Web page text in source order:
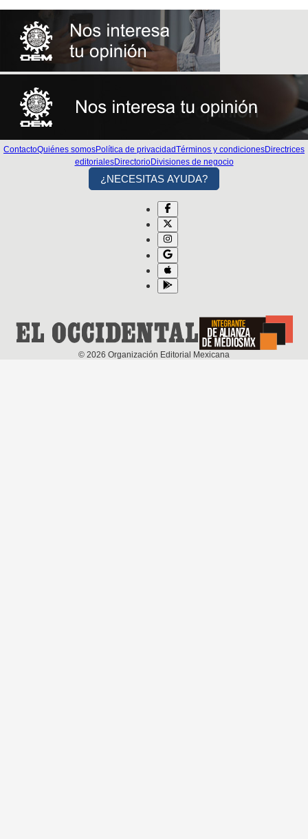
ContactoQuiénes somosPolítica de privacidadTérminos y condicionesDirectrices
editorialesDirectorioDivisiones de negocio
¿NECESITAS AYUDA?
© 2026 Organización Editorial Mexicana